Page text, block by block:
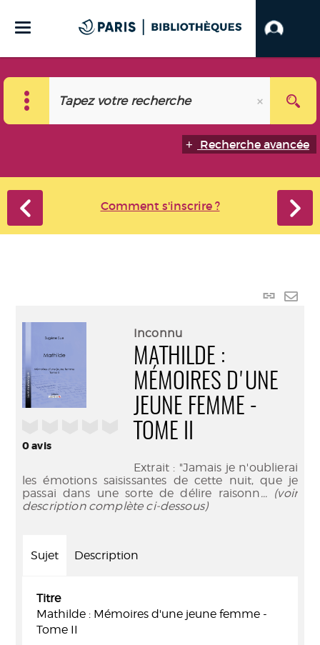
Recherche avancée
Comment s'inscrire ?
Lien
0avis
Inconnu
MATHILDE :
MÉMOIRES D'UNE
JEUNE FEMME -
TOME II
Extrait : "Jamais je n'oublierai
les émotions saisissantes de cette nuit, que je
passai dans une sorte de délire raisonn... (voir
description complète ci-dessous)
Sujet Description
Titre
Mathilde : Mémoires d'une jeune femme -
Tome II